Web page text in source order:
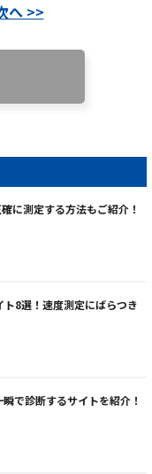
に測定する方法もご紹介！
8選！速度測定にばらつき
で診断するサイトを紹介！
へ >>